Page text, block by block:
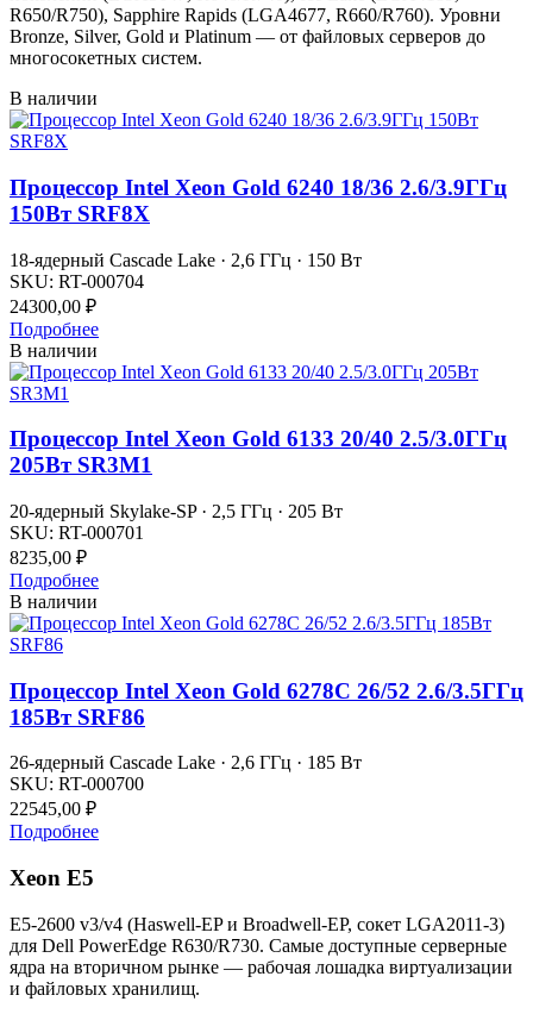
R650/R750), Sapphire Rapids (LGA4677, R660/R760). Уровни
Bronze, Silver, Gold и Platinum — от файловых серверов до
многосокетных систем.
В наличии
Процессор Intel Xeon Gold 6240 18/36 2.6/3.9ГГц
150Вт SRF8X
18-ядерный Cascade Lake · 2,6 ГГц · 150 Вт
SKU: RT-000704
24300,00 ₽
Подробнее
В наличии
Процессор Intel Xeon Gold 6133 20/40 2.5/3.0ГГц
205Вт SR3M1
20-ядерный Skylake-SP · 2,5 ГГц · 205 Вт
SKU: RT-000701
8235,00 ₽
Подробнее
В наличии
Процессор Intel Xeon Gold 6278С 26/52 2.6/3.5ГГц
185Вт SRF86
26-ядерный Cascade Lake · 2,6 ГГц · 185 Вт
SKU: RT-000700
22545,00 ₽
Подробнее
Xeon E5
E5-2600 v3/v4 (Haswell-EP и Broadwell-EP, сокет LGA2011-3)
для Dell PowerEdge R630/R730. Самые доступные серверные
ядра на вторичном рынке — рабочая лошадка виртуализации
и файловых хранилищ.